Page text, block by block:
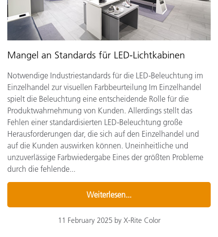
Mangel an Standards für LED-Lichtkabinen
Notwendige Industriestandards für die LED-Beleuchtung im
Einzelhandel zur visuellen Farbbeurteilung Im Einzelhandel
spielt die Beleuchtung eine entscheidende Rolle für die
Produktwahrnehmung von Kunden. Allerdings stellt das
Fehlen einer standardisierten LED-Beleuchtung große
Herausforderungen dar, die sich auf den Einzelhandel und
auf die Kunden auswirken können. Uneinheitliche und
unzuverlässige Farbwiedergabe Eines der größten Probleme
durch die fehlende...
Weiterlesen...
11 February 2025 by X-Rite Color